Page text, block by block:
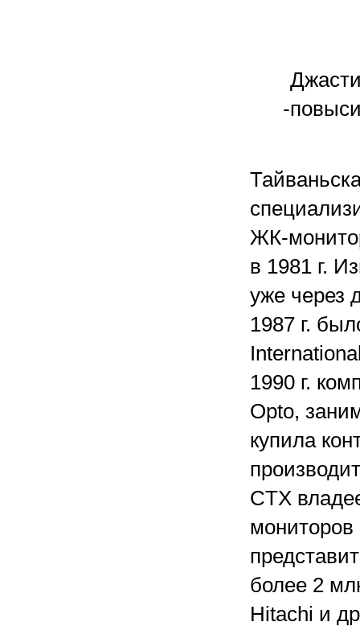
-
ЖК-
в 1981 г.
уже через
1987 г.
1990 г.
Opto,
купила
CTX
более 2
Hitachi и